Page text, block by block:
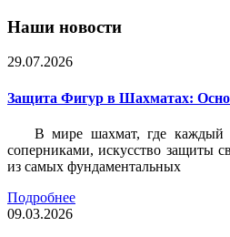
Наши новости
29.07.2026
Защита Фигур в Шахматах:
В мире шахмат, где
соперниками, искусство защиты
из самых фундаментальных
Подробнее
09.03.2026